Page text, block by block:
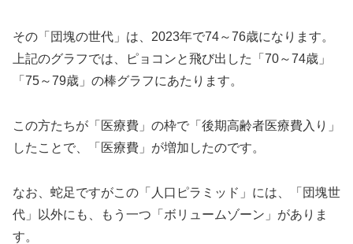
その「団塊の世代」は、2023年で74～76歳になります。
上記のグラフでは、ピョコンと飛び出した「70～74歳」
「75～79歳」の棒グラフにあたります。
この方たちが「医療費」の枠で「後期高齢者医療費入り」
したことで、「医療費」が増加したのです。
なお、蛇足ですがこの「人口ピラミッド」には、「団塊世
代」以外にも、もう一つ「ボリュームゾーン」がありま
す。